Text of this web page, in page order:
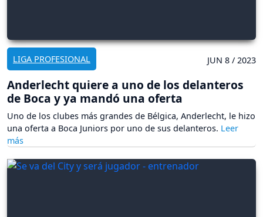
LIGA PROFESIONAL JUN 8 / 2023
Anderlecht quiere a uno de los delanteros
de Boca y ya mandó una oferta
Uno de los clubes más grandes de Bélgica, Anderlecht, le hizo
una oferta a Boca Juniors por uno de sus delanteros.